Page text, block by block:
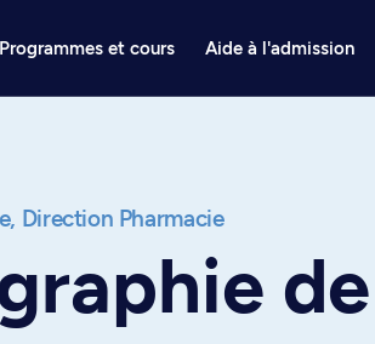
Programmes et cours Aide à l'admission
Direction Pharmacie